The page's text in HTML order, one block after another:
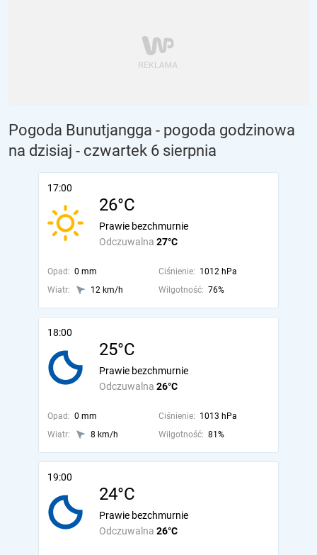
Pogoda Bunutjangga - pogoda godzinowa
na dzisiaj - czwartek 6 sierpnia
17:00
26°C
Odczuwalna 27°C
Prawie bezchmurnie
Opad: 0 mm Ciśnienie: 1012 hPa
Wiatr:
12 km/h Wilgotność: 76%
18:00
25°C
Odczuwalna 26°C
Prawie bezchmurnie
Opad: 0 mm Ciśnienie: 1013 hPa
Wiatr:
8 km/h Wilgotność: 81%
19:00
24°C
Odczuwalna 26°C
Prawie bezchmurnie